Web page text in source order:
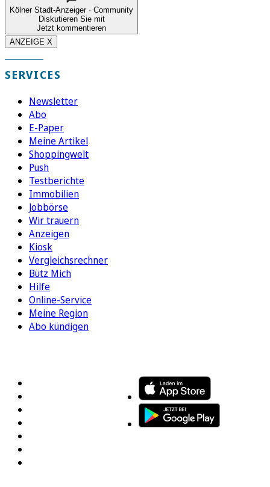
Kölner Stadt-Anzeiger · Community
Diskutieren Sie mit
Jetzt kommentieren
ANZEIGE X
SERVICES
Newsletter
Abo
E-Paper
Meine Artikel
Shoppingwelt
Push
Testberichte
Immobilien
Jobbörse
Wir trauern
Anzeigen
Kiosk
Vergleichsrechner
Bütz Mich
Hilfe
Online-Service
Meine Region
Abo kündigen